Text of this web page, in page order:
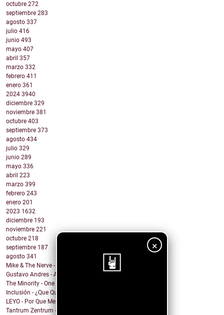
×
octubre 272
septiembre 283
agosto 337
julio 416
junio 493
mayo 407
abril 357
marzo 332
febrero 411
enero 361
2024 3940
diciembre 329
noviembre 381
octubre 403
septiembre 373
agosto 434
julio 329
junio 289
mayo 336
abril 223
marzo 399
febrero 243
enero 201
2023 1632
diciembre 193
noviembre 221
octubre 218
septiembre 187
agosto 341
Mike & The Nerve - Fool's Gold, False Idols
Gustavo Andres - AiRA
The Minority - One Of A Kind
Inclusión - ¿Que Quieres de Mí?
LEYO - Por Que Me Haces Llorar
Tantrum Zentrum - Don't Be A Fascist